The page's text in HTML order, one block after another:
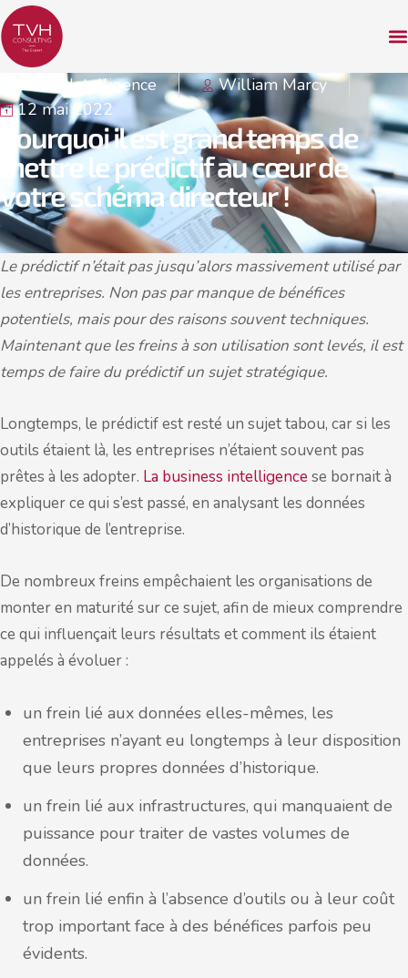
Business Intelligence
William Marcy
12 mai 2022
Pourquoi il est grand temps de
mettre le prédictif au cœur de
votre schéma directeur !
Le prédictif n’était pas jusqu’alors massivement utilisé par
les entreprises. Non pas par manque de bénéfices
potentiels, mais pour des raisons souvent techniques.
Maintenant que les freins à son utilisation sont levés, il est
temps de faire du prédictif un sujet stratégique.
Longtemps, le prédictif est resté un sujet tabou, car si les
outils étaient là, les entreprises n’étaient souvent pas
prêtes à les adopter. La business intelligencese bornait à
expliquer ce qui s’est passé, en analysant les données
d’historique de l’entreprise.
De nombreux freins empêchaient les organisations de
monter en maturité sur ce sujet, afin de mieux comprendre
ce qui influençait leurs résultats et comment ils étaient
appelés à évoluer :
un frein lié aux données elles-mêmes, les
entreprises n’ayant eu longtemps à leur disposition
que leurs propres données d’historique.
un frein lié aux infrastructures, qui manquaient de
puissance pour traiter de vastes volumes de
données.
un frein lié enfin à l’absence d’outils ou à leur coût
trop important face à des bénéfices parfois peu
évidents.